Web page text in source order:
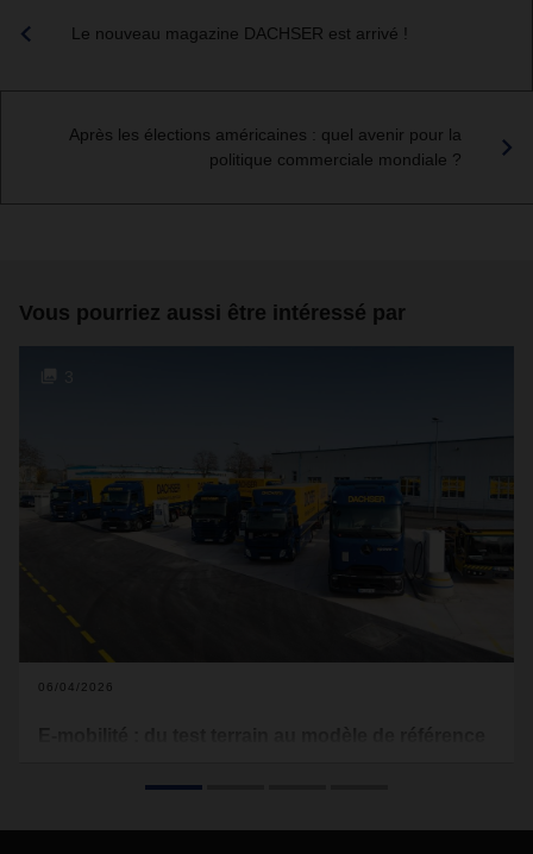
Le nouveau magazine DACHSER est arrivé !
Après les élections américaines : quel avenir pour la
politique commerciale mondiale ?
Vous pourriez aussi être intéressé par
06/04/2026